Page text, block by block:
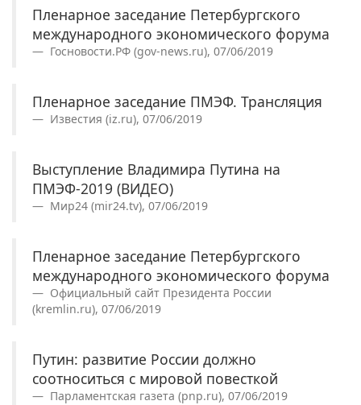
Пленарное заседание Петербургского
международного экономического форума
Госновости.РФ (gov-news.ru), 07/06/2019
Пленарное заседание ПМЭФ. Трансляция
Известия (iz.ru), 07/06/2019
Выступление Владимира Путина на
ПМЭФ-2019 (ВИДЕО)
Мир24 (mir24.tv), 07/06/2019
Пленарное заседание Петербургского
международного экономического форума
Официальный сайт Президента России
(kremlin.ru), 07/06/2019
Путин: развитие России должно
соотноситься с мировой повесткой
Парламентская газета (pnp.ru), 07/06/2019